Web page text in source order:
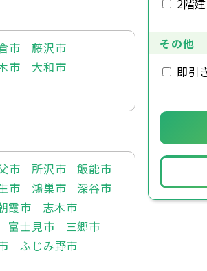
市
藤沢市
市
大和市
市 所沢市
飯能市
市 鴻巣市
深谷市
霞市
志木市
富士見市
三郷市
ふじみ野市
2階
その他
即引